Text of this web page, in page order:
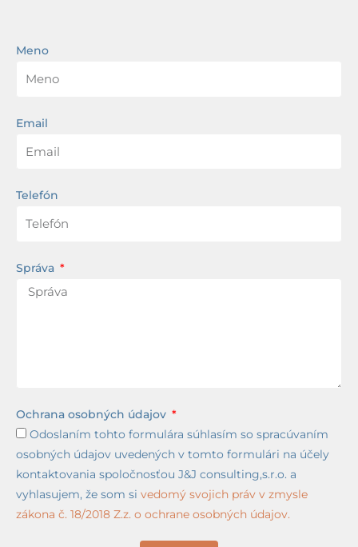
Meno
Email
Telefón
Správa
Ochrana osobných údajov
Odoslaním tohto formulára súhlasím so spracúvaním
osobných údajov uvedených v tomto formulári na účely
kontaktovania spoločnosťou J&J consulting,s.r.o. a
vyhlasujem, že som si vedomý svojich práv v zmysle
zákona č. 18/2018 Z.z. o ochrane osobných údajov.